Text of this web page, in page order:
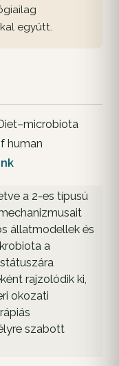
együtt.
human
a 2-es típusú
állatmodellek és
a
rajzolódik ki,
okozati
szabott